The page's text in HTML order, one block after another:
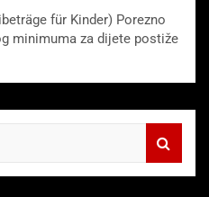
für Kinder) Porezno
minimuma za dijete postiže